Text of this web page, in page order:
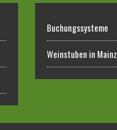
Buchungssysteme
Weinstuben in Mainz